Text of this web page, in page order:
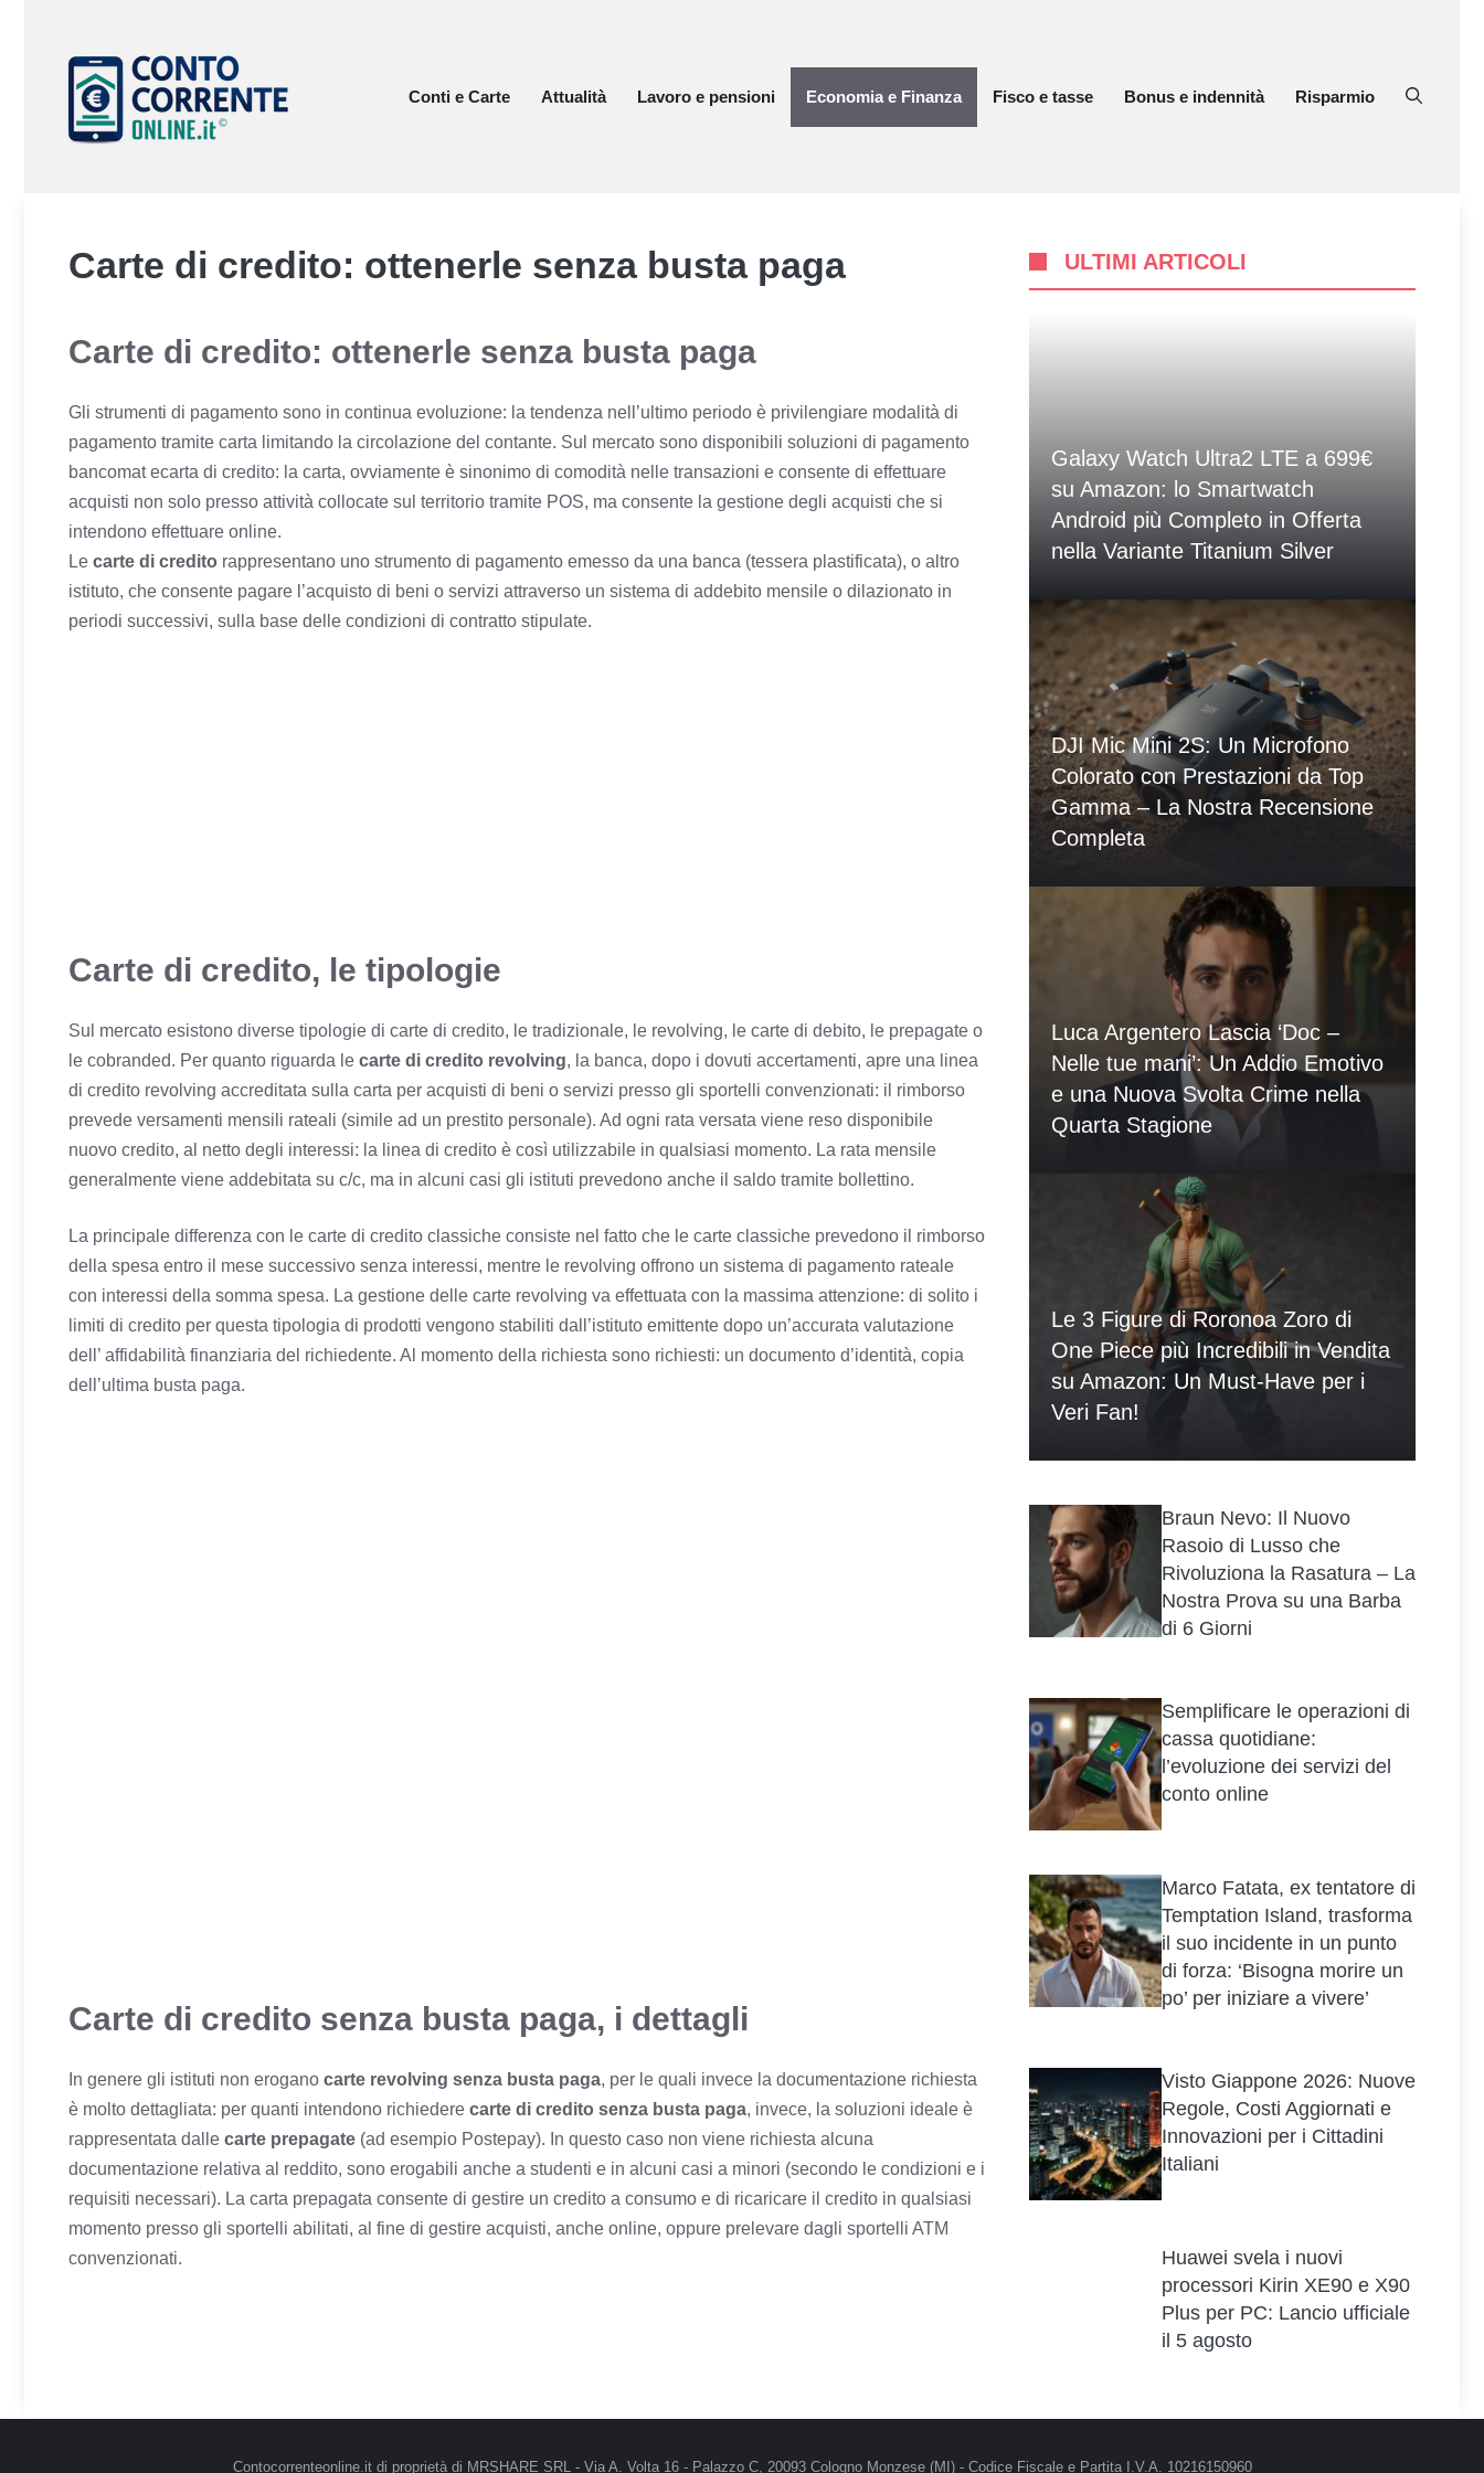
contenuto
Conti e Carte
Attualità Lavoro e pensioni Economia e Finanza Fisco e tasse Bonus e indennità Risparmio
Carte di credito: ottenerle senza busta paga
Carte di credito: ottenerle senza busta paga
Gli strumenti di pagamento sono in continua evoluzione: la tendenza nell’ultimo periodo è privilengiare modalità di
pagamento tramite carta limitando la circolazione del contante. Sul mercato sono disponibili soluzioni di pagamento
bancomat ecarta di credito: la carta, ovviamente è sinonimo di comodità nelle transazioni e consente di effettuare
acquisti non solo presso attività collocate sul territorio tramite POS, ma consente la gestione degli acquisti che si
intendono effettuare online.
Le carte di credito rappresentano uno strumento di pagamento emesso da una banca (tessera plastificata), o altro
istituto, che consente pagare l’acquisto di beni o servizi attraverso un sistema di addebito mensile o dilazionato in
periodi successivi, sulla base delle condizioni di contratto stipulate.
Carte di credito, le tipologie
Sul mercato esistono diverse tipologie di carte di credito, le tradizionale, le revolving, le carte di debito, le prepagate o
le cobranded. Per quanto riguarda le carte di credito revolving, la banca, dopo i dovuti accertamenti, apre una linea
di credito revolving accreditata sulla carta per acquisti di beni o servizi presso gli sportelli convenzionati: il rimborso
prevede versamenti mensili rateali (simile ad un prestito personale). Ad ogni rata versata viene reso disponibile
nuovo credito, al netto degli interessi: la linea di credito è così utilizzabile in qualsiasi momento. La rata mensile
generalmente viene addebitata su c/c, ma in alcuni casi gli istituti prevedono anche il saldo tramite bollettino.
La principale differenza con le carte di credito classiche consiste nel fatto che le carte classiche prevedono il rimborso
della spesa entro il mese successivo senza interessi, mentre le revolving offrono un sistema di pagamento rateale
con interessi della somma spesa. La gestione delle carte revolving va effettuata con la massima attenzione: di solito i
limiti di credito per questa tipologia di prodotti vengono stabiliti dall’istituto emittente dopo un’accurata valutazione
dell’ affidabilità finanziaria del richiedente. Al momento della richiesta sono richiesti: un documento d’identità, copia
dell’ultima busta paga.
Carte di credito senza busta paga, i dettagli
In genere gli istituti non erogano carte revolving senza busta paga, per le quali invece la documentazione richiesta
è molto dettagliata: per quanti intendono richiedere carte di credito senza busta paga, invece, la soluzioni ideale è
rappresentata dalle carte prepagate (ad esempio Postepay). In questo caso non viene richiesta alcuna
documentazione relativa al reddito, sono erogabili anche a studenti e in alcuni casi a minori (secondo le condizioni e i
requisiti necessari). La carta prepagata consente di gestire un credito a consumo e di ricaricare il credito in qualsiasi
momento presso gli sportelli abilitati, al fine di gestire acquisti, anche online, oppure prelevare dagli sportelli ATM
convenzionati.
ULTIMI ARTICOLI
Galaxy Watch Ultra2 LTE a 699€
su Amazon: lo Smartwatch
Android più Completo in Offerta
nella Variante Titanium Silver
DJI Mic Mini 2S: Un Microfono
Colorato con Prestazioni da Top
Gamma – La Nostra Recensione
Completa
Luca Argentero Lascia ‘Doc –
Nelle tue mani’: Un Addio Emotivo
e una Nuova Svolta Crime nella
Quarta Stagione
Le 3 Figure di Roronoa Zoro di
One Piece più Incredibili in Vendita
su Amazon: Un Must-Have per i
Veri Fan!
Braun Nevo: Il Nuovo
Rasoio di Lusso che
Rivoluziona la Rasatura – La
Nostra Prova su una Barba
di 6 Giorni
Semplificare le operazioni di
cassa quotidiane:
l’evoluzione dei servizi del
conto online
Marco Fatata, ex tentatore di
Temptation Island, trasforma
il suo incidente in un punto
di forza: ‘Bisogna morire un
po’ per iniziare a vivere’
Visto Giappone 2026: Nuove
Regole, Costi Aggiornati e
Innovazioni per i Cittadini
Italiani
Huawei svela i nuovi
processori Kirin XE90 e X90
Plus per PC: Lancio ufficiale
il 5 agosto
Contocorrenteonline.it di proprietà di MRSHARE SRL - Via A. Volta 16 - Palazzo C, 20093 Cologno Monzese (MI) - Codice Fiscale e Partita I.V.A. 10216150960